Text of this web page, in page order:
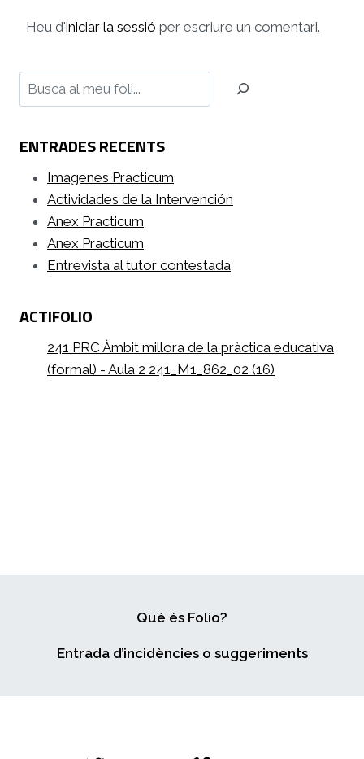
Heu d'iniciar la sessió per escriure un comentari.
Cerca
ENTRADES RECENTS
Imagenes Practicum
Actividades de la Intervención
Anex Practicum
Anex Practicum
Entrevista al tutor contestada
ACTIFOLIO
241 PRC Àmbit millora de la pràctica educativa
(formal) - Aula 2 241_M1_862_02 (16)
Què és Folio?
Entrada d’incidències o suggeriments